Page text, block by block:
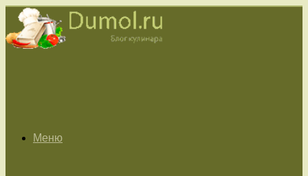
Меню